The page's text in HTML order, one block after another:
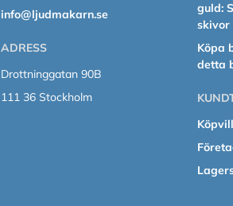
info@ljudmakarn.se
ADRESS
Drottninggatan 90B
111 36 Stockholm
guld:
Köpa
detta